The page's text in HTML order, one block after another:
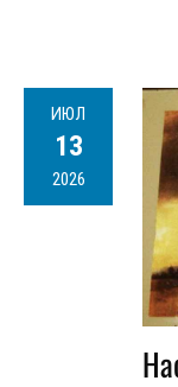
ИЮЛ
13
2026